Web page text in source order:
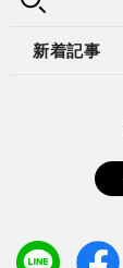
新着記事